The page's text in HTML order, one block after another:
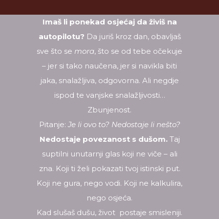
Imaš li ponekad osjećaj da živiš na
autopilotu? Da juriš kroz dan, obavljaš
sve što se mora, što se od tebe očekuje
– jer si tako naučena, jer si navikla biti
jaka, snalažljiva, odgovorna. Ali negdje
ispod te vanjske snalažljivosti…
Zbunjenost.
Pitanje:Je li ovo to? Nedostaje li nešto?
Nedostaje povezanost s dušom. Taj
suptilni unutarnji glas koji ne viče – ali
zna. Koji ti želi pokazati tvoj istinski put.
Koji ne gura, nego vodi. Koji ne kalkulira,
nego osjeća.
Kad slušaš dušu, život postaje smisleniji.